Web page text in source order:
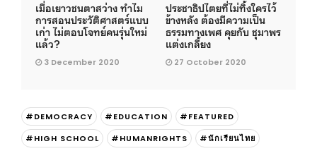
เมื่อเยาวชนตาสว่าง ทำไม
การสอนประวัติศาสตร์แบบ
เก่า ไม่ตอบโจทย์คนรุ่นใหม่
แล้ว?
3 December 2020
ประชาธิปไตยที่ไม่ทิ้งใครไว้
ข้างหลัง ต้องมีความเป็น
ธรรมทางเพศ คุยกับ ชุมาพร
แต่งเกลี้ยง
27 October 2020
#DEMOCRACY #EDUCATION
#FEATURED
#HIGH SCHOOL
#HUMANRIGHTS
#นักเรียนไทย